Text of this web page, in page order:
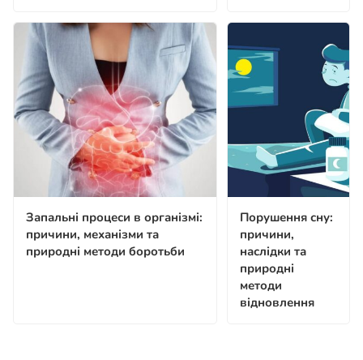
Запальні процеси в організмі:
причини, механізми та
природні методи боротьби
Порушення сну:
причини,
наслідки та
природні
методи
відновлення